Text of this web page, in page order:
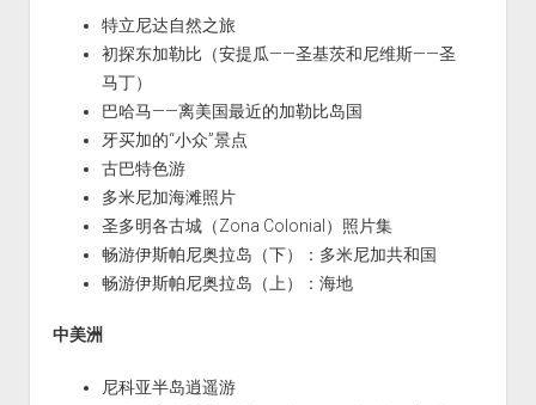
特立尼达自然之旅
初探东加勒比（安提瓜——圣基茨和尼维斯——圣
马丁）
巴哈马——离美国最近的加勒比岛国
牙买加的“小众”景点
古巴特色游
多米尼加海滩照片
圣多明各古城（Zona Colonial）照片集
畅游伊斯帕尼奥拉岛（下）：多米尼加共和国
畅游伊斯帕尼奥拉岛（上）：海地
中美洲
尼科亚半岛逍遥游